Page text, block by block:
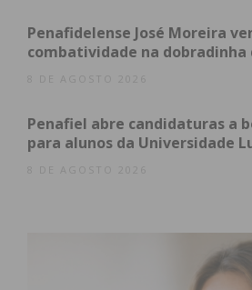
atualizada.
Eu li e concordo com
Penafidelense José Moreira
combatividade na dobradinha
8 DE AGOSTO 2026
Penafiel abre candidaturas a
para alunos da Universidade
8 DE AGOSTO 2026